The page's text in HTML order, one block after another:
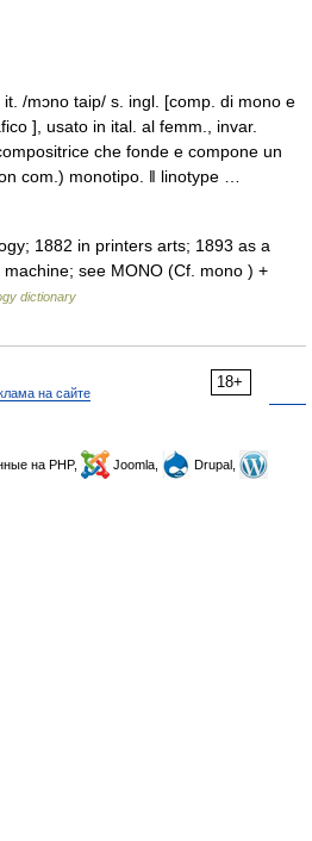
/mɔno taip/ s. ingl. [comp. di mono e
], usato in ital. al femm., invar.
che fonde e compone un
com.) monotipo. ‖ linotype …
1882 in printers arts; 1893 as a
see MONO (Cf. mono ) +
dictionary
18+
на сайте
на PHP, Joomla,
Drupal,